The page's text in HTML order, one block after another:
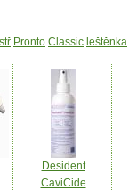
Pronto Classic leštěnka
Desident
CaviCide